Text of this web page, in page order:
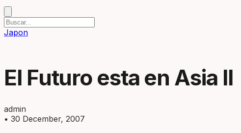
Japon
El Futuro esta en Asia II
admin
• 30 December, 2007